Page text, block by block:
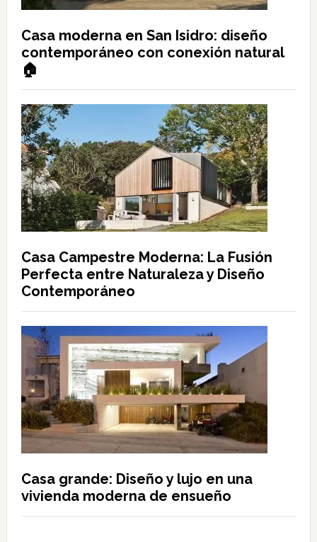
Casa moderna en San Isidro: diseño
contemporáneo con conexión natural
🏠
Casa Campestre Moderna: La Fusión
Perfecta entre Naturaleza y Diseño
Contemporáneo
Casa grande: Diseño y lujo en una
vivienda moderna de ensueño